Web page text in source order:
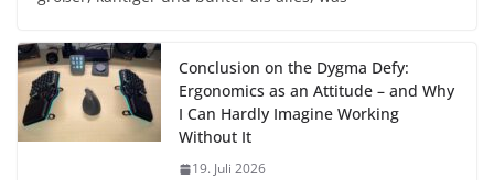
Conclusion on the Dygma Defy:
Ergonomics as an Attitude – and Why
I Can Hardly Imagine Working
Without It
19. Juli 2026